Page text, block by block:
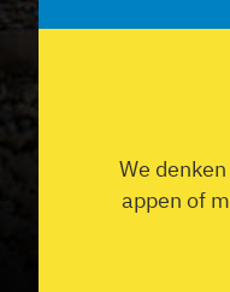
We
appen of